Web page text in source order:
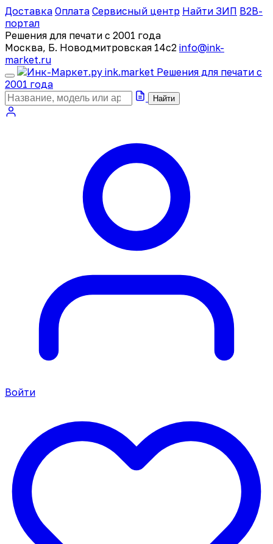
Доставка Оплата Сервисный центр Найти ЗИП B2B-
портал
Решения для печати с 2001 года
Москва, Б. Новодмитровская 14с2 info@ink-
market.ru
ink.market Решения для печати с
2001 года
Найти
Войти